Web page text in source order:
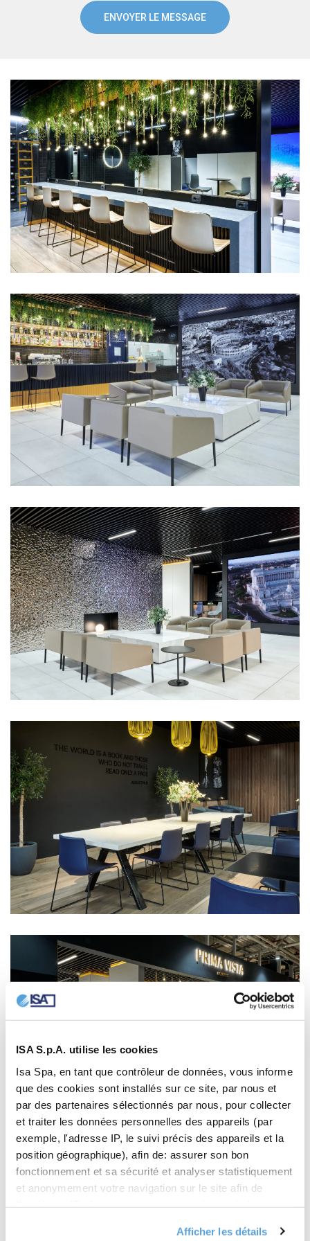
ISA S.p.A. utilise les cookies
Isa Spa, en tant que contrôleur de données, vous informe
que des cookies sont installés sur ce site, par nous et
par des partenaires sélectionnés par nous, pour collecter
et traiter les données personnelles des appareils (par
exemple, l'adresse IP, le suivi précis des appareils et la
position géographique), afin de: assurer son bon
fonctionnement et sa sécurité et analyser statistiquement
et anonymement votre navigation sur le site afin de
fonction de vos centres d'intérêt, des préférences que
Afficher les détails